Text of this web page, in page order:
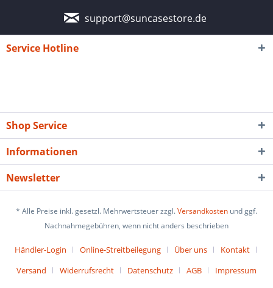
support@suncasestore.de
Service Hotline
Shop Service
Informationen
Newsletter
* Alle Preise inkl. gesetzl. Mehrwertsteuer zzgl.Versandkosten und ggf.
Nachnahmegebühren, wenn nicht anders beschrieben
Händler-Login Online-Streitbeilegung Über uns
Kontakt
Versand
Widerrufsrecht Datenschutz AGB Impressum